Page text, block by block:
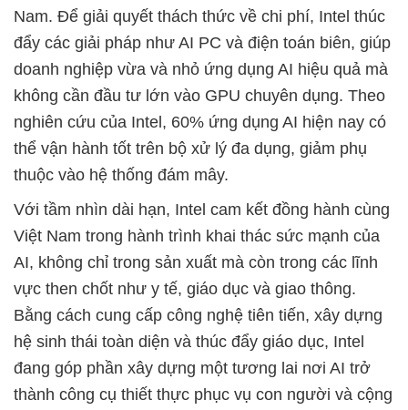
Nam. Để giải quyết thách thức về chi phí, Intel thúc
đẩy các giải pháp như AI PC và điện toán biên, giúp
doanh nghiệp vừa và nhỏ ứng dụng AI hiệu quả mà
không cần đầu tư lớn vào GPU chuyên dụng. Theo
nghiên cứu của Intel, 60% ứng dụng AI hiện nay có
thể vận hành tốt trên bộ xử lý đa dụng, giảm phụ
thuộc vào hệ thống đám mây.
Với tầm nhìn dài hạn, Intel cam kết đồng hành cùng
Việt Nam trong hành trình khai thác sức mạnh của
AI, không chỉ trong sản xuất mà còn trong các lĩnh
vực then chốt như y tế, giáo dục và giao thông.
Bằng cách cung cấp công nghệ tiên tiến, xây dựng
hệ sinh thái toàn diện và thúc đẩy giáo dục, Intel
đang góp phần xây dựng một tương lai nơi AI trở
thành công cụ thiết thực phục vụ con người và cộng